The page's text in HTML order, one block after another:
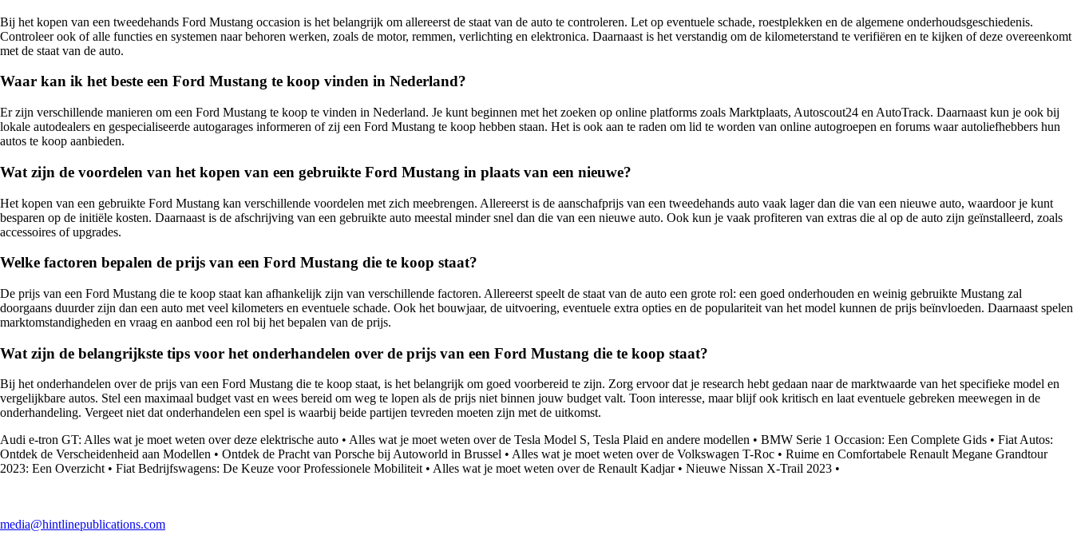
Bij het kopen van een tweedehands Ford Mustang occasion is het belangrijk om allereerst de staat van de auto te controleren. Let op eventuele schade, roestplekken en de algemene onderhoudsgeschiedenis.
Controleer ook of alle functies en systemen naar behoren werken, zoals de motor, remmen, verlichting en elektronica. Daarnaast is het verstandig om de kilometerstand te verifiëren en te kijken of deze overeenkomt
met de staat van de auto.
Waar kan ik het beste een Ford Mustang te koop vinden in Nederland?
Er zijn verschillende manieren om een Ford Mustang te koop te vinden in Nederland. Je kunt beginnen met het zoeken op online platforms zoals Marktplaats, Autoscout24 en AutoTrack. Daarnaast kun je ook bij
lokale autodealers en gespecialiseerde autogarages informeren of zij een Ford Mustang te koop hebben staan. Het is ook aan te raden om lid te worden van online autogroepen en forums waar autoliefhebbers hun
autos te koop aanbieden.
Wat zijn de voordelen van het kopen van een gebruikte Ford Mustang in plaats van een nieuwe?
Het kopen van een gebruikte Ford Mustang kan verschillende voordelen met zich meebrengen. Allereerst is de aanschafprijs van een tweedehands auto vaak lager dan die van een nieuwe auto, waardoor je kunt
besparen op de initiële kosten. Daarnaast is de afschrijving van een gebruikte auto meestal minder snel dan die van een nieuwe auto. Ook kun je vaak profiteren van extras die al op de auto zijn geïnstalleerd, zoals
accessoires of upgrades.
Welke factoren bepalen de prijs van een Ford Mustang die te koop staat?
De prijs van een Ford Mustang die te koop staat kan afhankelijk zijn van verschillende factoren. Allereerst speelt de staat van de auto een grote rol: een goed onderhouden en weinig gebruikte Mustang zal
doorgaans duurder zijn dan een auto met veel kilometers en eventuele schade. Ook het bouwjaar, de uitvoering, eventuele extra opties en de populariteit van het model kunnen de prijs beïnvloeden. Daarnaast spelen
marktomstandigheden en vraag en aanbod een rol bij het bepalen van de prijs.
Wat zijn de belangrijkste tips voor het onderhandelen over de prijs van een Ford Mustang die te koop staat?
Bij het onderhandelen over de prijs van een Ford Mustang die te koop staat, is het belangrijk om goed voorbereid te zijn. Zorg ervoor dat je research hebt gedaan naar de marktwaarde van het specifieke model en
vergelijkbare autos. Stel een maximaal budget vast en wees bereid om weg te lopen als de prijs niet binnen jouw budget valt. Toon interesse, maar blijf ook kritisch en laat eventuele gebreken meewegen in de
onderhandeling. Vergeet niet dat onderhandelen een spel is waarbij beide partijen tevreden moeten zijn met de uitkomst.
Audi e-tron GT: Alles wat je moet weten over deze elektrische auto • Alles wat je moet weten over de Tesla Model S, Tesla Plaid en andere modellen • BMW Serie 1 Occasion: Een Complete Gids • Fiat Autos:
Ontdek de Verscheidenheid aan Modellen • Ontdek de Pracht van Porsche bij Autoworld in Brussel • Alles wat je moet weten over de Volkswagen T-Roc • Ruime en Comfortabele Renault Megane Grandtour
2023: Een Overzicht • Fiat Bedrijfswagens: De Keuze voor Professionele Mobiliteit • Alles wat je moet weten over de Renault Kadjar• Nieuwe Nissan X-Trail 2023 •
media@hintlinepublications.com